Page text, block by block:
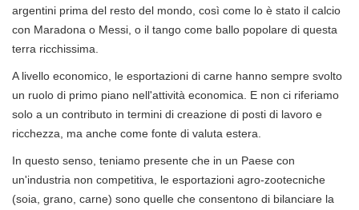
argentini prima del resto del mondo, così come lo è stato il calcio
con Maradona o Messi, o il tango come ballo popolare di questa
terra ricchissima.
A livello economico, le esportazioni di carne hanno sempre svolto
un ruolo di primo piano nell'attività economica. E non ci riferiamo
solo a un contributo in termini di creazione di posti di lavoro e
ricchezza, ma anche come fonte di valuta estera.
In questo senso, teniamo presente che in un Paese con
un'industria non competitiva, le esportazioni agro-zootecniche
(soia, grano, carne) sono quelle che consentono di bilanciare la